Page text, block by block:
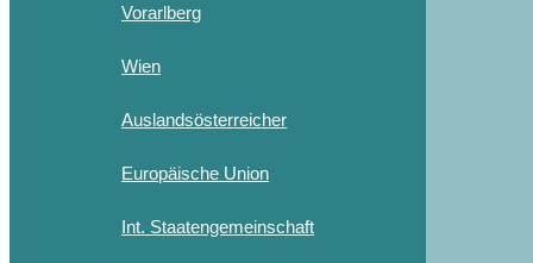
Vorarlberg
Wien
Auslandsösterreicher
Europäische Union
Int. Staatengemeinschaft